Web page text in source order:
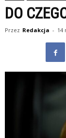
DO
Przez Redakcja - 14